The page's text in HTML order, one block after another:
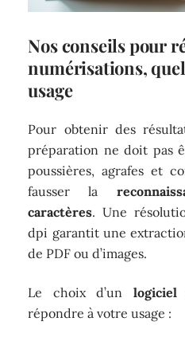
Nos conseils pour
numérisations,
usage
Pour obtenir des
préparation ne doit pas
poussières, agrafes et
fausser la
caractères. Une
dpi garantit une
de PDF ou d’images.
Le choix d’un logiciel
répondre à votre usage :